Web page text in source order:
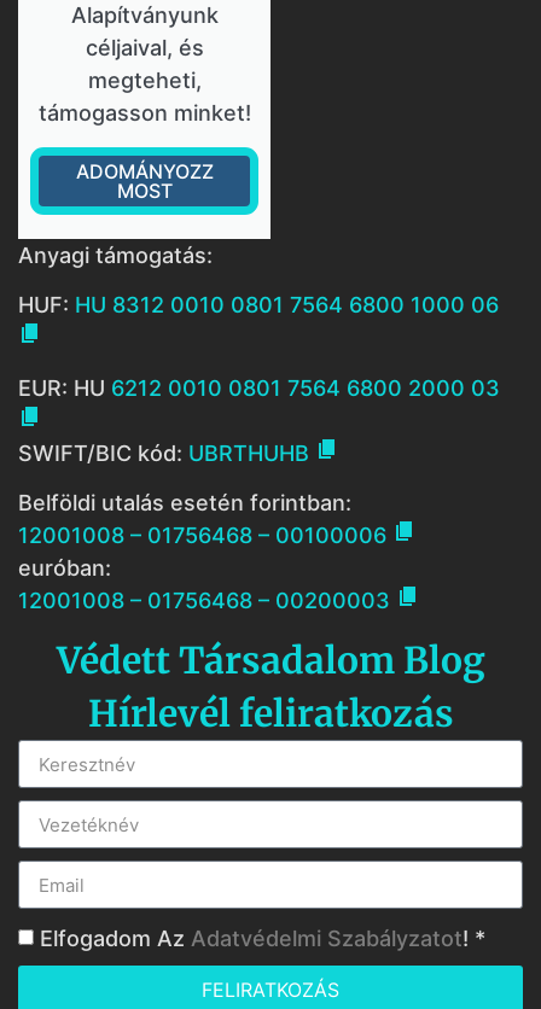
Alapítványunk
céljaival, és
megteheti,
támogasson minket!
ADOMÁNYOZZ
MOST
Anyagi támogatás:
HUF: HU 8312 0010 0801 7564 6800 1000 06

EUR: HU 6212 0010 0801 7564 6800 2000 03

SWIFT/BIC kód: UBRTHUHB 
Belföldi utalás esetén forintban:
12001008 – 01756468 – 00100006 
euróban:
12001008 – 01756468 – 00200003 
Védett Társadalom Blog
Hírlevél feliratkozás
Elfogadom Az Adatvédelmi Szabályzatot! *
FELIRATKOZÁS